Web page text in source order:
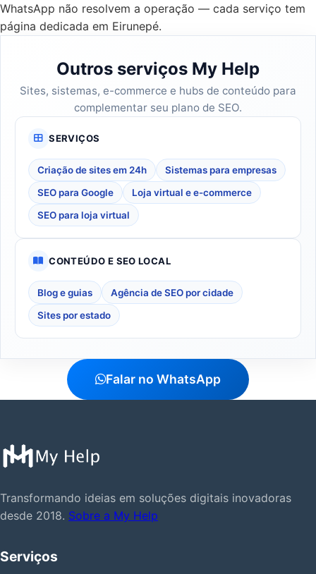
WhatsApp não resolvem a operação — cada serviço tem
página dedicada em Eirunepé.
Outros serviços My Help
Sites, sistemas, e-commerce e hubs de conteúdo para
complementar seu plano de SEO.
SERVIÇOS
Criação de sites em 24h Sistemas para empresas
SEO para Google Loja virtual e e-commerce
SEO para loja virtual
CONTEÚDO E SEO LOCAL
Blog e guias Agência de SEO por cidade
Sites por estado
Falar no WhatsApp
Transformando ideias em soluções digitais inovadoras
desde 2018. Sobre a My Help
Serviços